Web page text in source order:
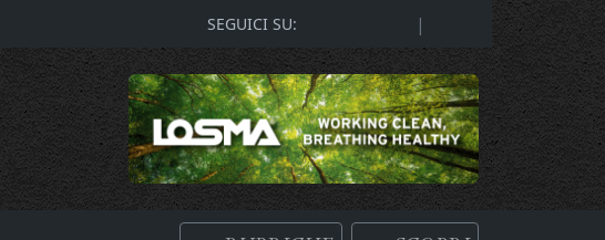
SEGUICI SU: |